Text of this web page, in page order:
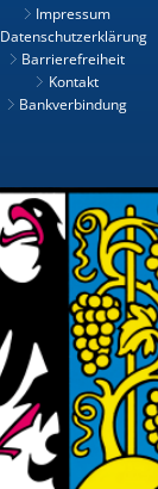
Impressum
Datenschutzerklärung
Barrierefreiheit
Kontakt
Bankverbindung